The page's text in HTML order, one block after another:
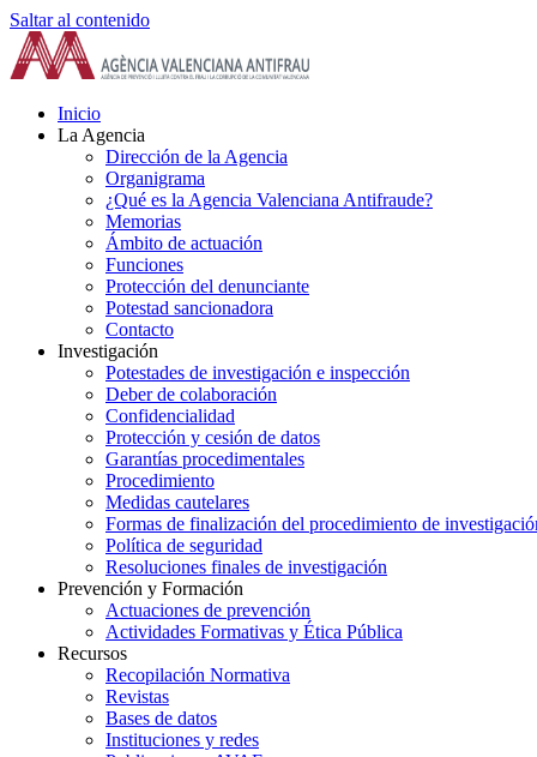
Saltar al contenido
Inicio
La Agencia
Dirección de la Agencia
Organigrama
¿Qué es la Agencia Valenciana Antifraude?
Memorias
Ámbito de actuación
Funciones
Protección del denunciante
Potestad sancionadora
Contacto
Investigación
Potestades de investigación e inspección
Deber de colaboración
Confidencialidad
Protección y cesión de datos
Garantías procedimentales
Procedimiento
Medidas cautelares
Formas de finalización del procedimiento de
Política de seguridad
Resoluciones finales de investigación
Prevención y Formación
Actuaciones de prevención
Actividades Formativas y Ética Pública
Recursos
Recopilación Normativa
Revistas
Bases de datos
Instituciones y redes